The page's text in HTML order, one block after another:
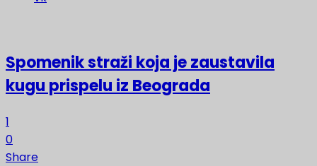
Spomenik straži koja je zaustavila
kugu prispelu iz Beograda
1
0
Share